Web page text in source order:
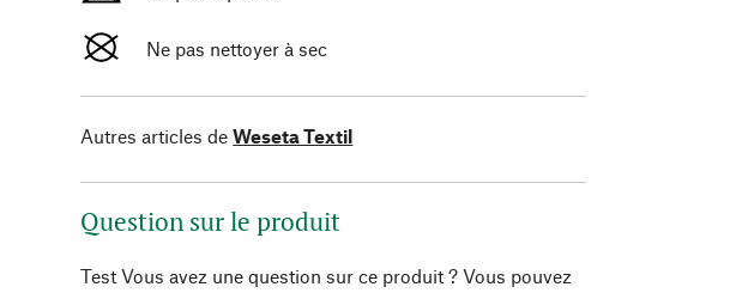
Ne pas nettoyer à sec
Autres articles de Weseta Textil
Question sur le produit
Test Vous avez une question sur ce produit ? Vous pouvez